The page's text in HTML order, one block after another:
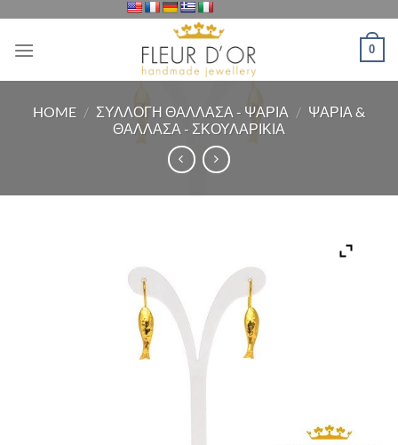
περιεχόμενο
0
HOME / ΣΥΛΛΟΓΗ ΘΑΛΛΑΣΑ - ΨΑΡΙΑ / ΨΑΡΙΑ &
ΘΑΛΛΑΣΑ - ΣΚΟΥΛΑΡΙΚΙΑ